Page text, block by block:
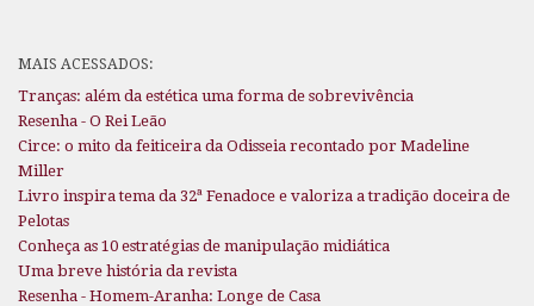
MAIS ACESSADOS:
Tranças: além da estética uma forma de sobrevivência
Resenha - O Rei Leão
Circe: o mito da feiticeira da Odisseia recontado por Madeline
Miller
Livro inspira tema da 32ª Fenadoce e valoriza a tradição doceira de
Pelotas
Conheça as 10 estratégias de manipulação midiática
Uma breve história da revista
Resenha - Homem-Aranha: Longe de Casa